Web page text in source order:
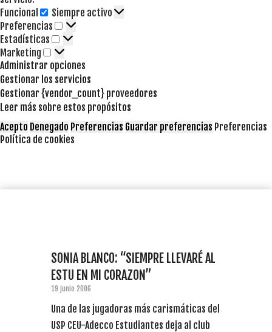
Funcional
Funcional
Siempre activo
Preferencias
Preferencias
Estadísticas Estadísticas
Marketing Marketing
Administrar opciones
Gestionar los servicios
Gestionar {vendor_count} proveedores
Leer más sobre estos propósitos
Acepto Denegado Preferencias Guardar preferencias Preferencias
Política de cookies
SONIA BLANCO: “SIEMPRE LLEVARÉ AL
ESTU EN MI CORAZON”
19 junio 2006
Una de las jugadoras más carismáticas del
USP CEU-Adecco Estudiantes deja al club